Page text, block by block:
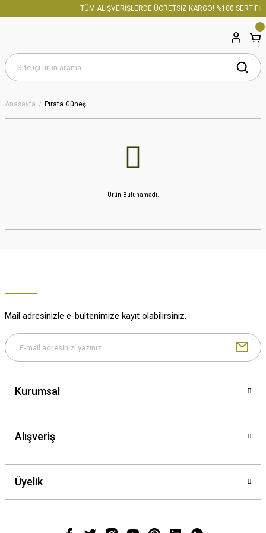
TÜM ALIŞVERİŞLERDE ÜCRETSİZ KARGO! %100
Anasayfa Pırata Güneş
Ürün Bulunamadı.
Mail adresinizle e-bültenimize kayıt olabilirsiniz.
Kurumsal
Alışveriş
Üyelik